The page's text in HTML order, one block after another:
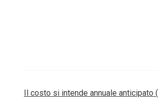
Il costo si intende annuale